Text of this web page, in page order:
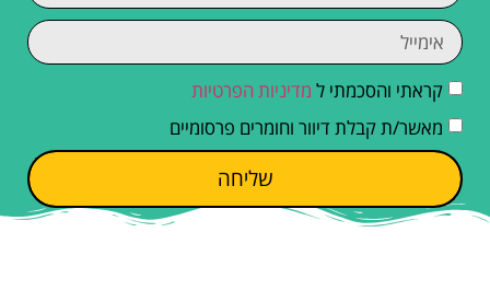
קראתי והסכמתי ל מדיניות הפרטיות
מאשר/ת קבלת דיוור וחומרים פרסומיים
שליחה